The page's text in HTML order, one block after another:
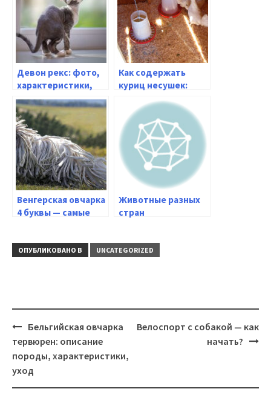
Девон рекс: фото,
характеристики,
особенности
породы
Как содержать
куриц несушек:
и кормления
Венгерская овчарка
4 буквы — самые
породы
Животные разных
стран
ОПУБЛИКОВАНО В UNCATEGORIZED
Навигация
Бельгийская овчарка
тервюрен: описание
породы, характеристики,
уход
Велоспорт с собакой — как
начать?